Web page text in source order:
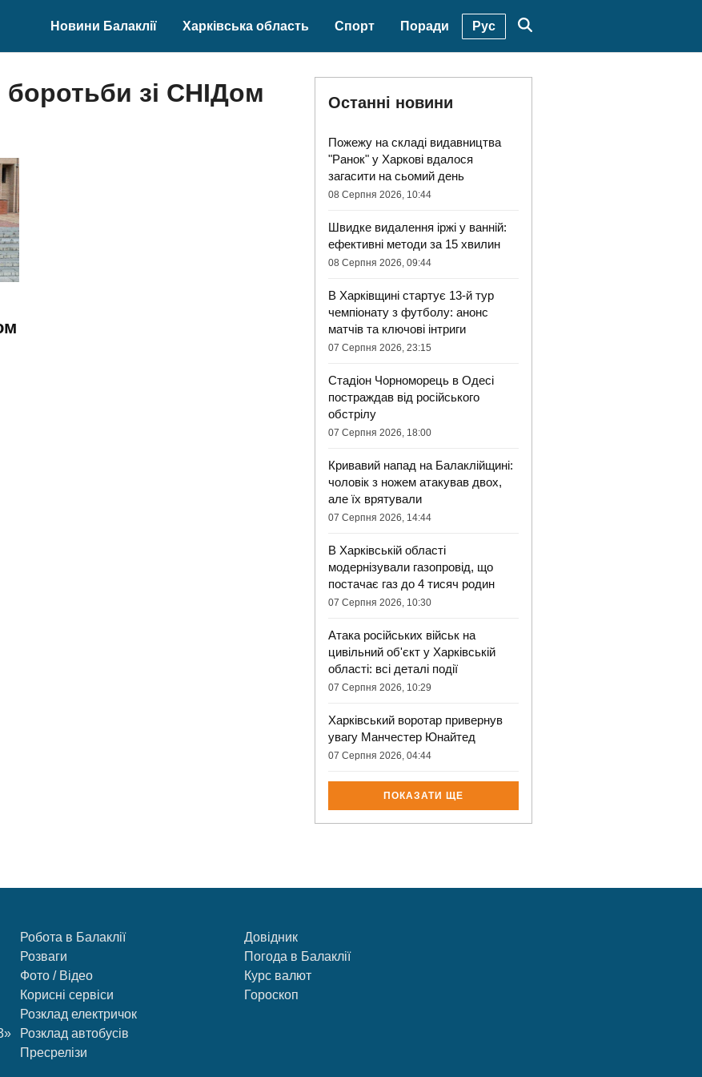
Новини Балаклії Харківська область Спорт Поради Рус
боротьби зі СНІДом Останні новини
Пожежу на складі видавництва
"Ранок" у Харкові вдалося
загасити на сьомий день
08 Серпня 2026, 10:44
Швидке видалення іржі у ванній:
ефективні методи за 15 хвилин
08 Серпня 2026, 09:44
В Харківщині стартує 13-й тур
чемпіонату з футболу: анонс
матчів та ключові інтриги
07 Серпня 2026, 23:15
Стадіон Чорноморець в Одесі
постраждав від російського
обстрілу
07 Серпня 2026, 18:00
Кривавий напад на Балаклійщині:
чоловік з ножем атакував двох,
але їх врятували
07 Серпня 2026, 14:44
В Харківській області
модернізували газопровід, що
постачає газ до 4 тисяч родин
07 Серпня 2026, 10:30
Атака російських військ на
цивільний об'єкт у Харківській
області: всі деталі події
07 Серпня 2026, 10:29
Харківський воротар привернув
увагу Манчестер Юнайтед
07 Серпня 2026, 04:44
ПОКАЗАТИ ЩЕ
Робота в Балаклії
Розваги
Фото / Відео
Корисні сервіси
Розклад електричок
Розклад автобусів
Пресрелізи
Довідник
Погода в Балаклії
Курс валют
Гороскоп